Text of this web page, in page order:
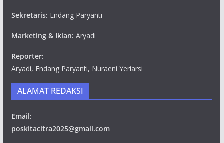
Sekretaris: Endang Paryanti
Marketing & Iklan: Aryadi
Reporter:
Aryadi, Endang Paryanti, Nuraeni Yeriarsi
ALAMAT REDAKSI
Email:
poskitacitra2025@gmail.com